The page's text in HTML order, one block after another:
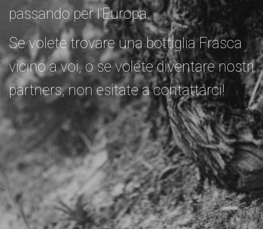
passando per l’Europa.
Se volete trovare una bottiglia Frasca
vicino a voi, o se volete diventare nostri
partners, non esitate a contattarci!